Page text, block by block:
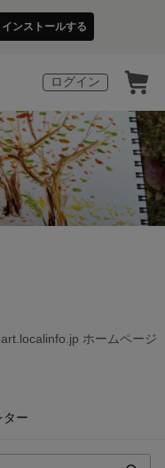
インストールする
ログイン
ホームページ
ター